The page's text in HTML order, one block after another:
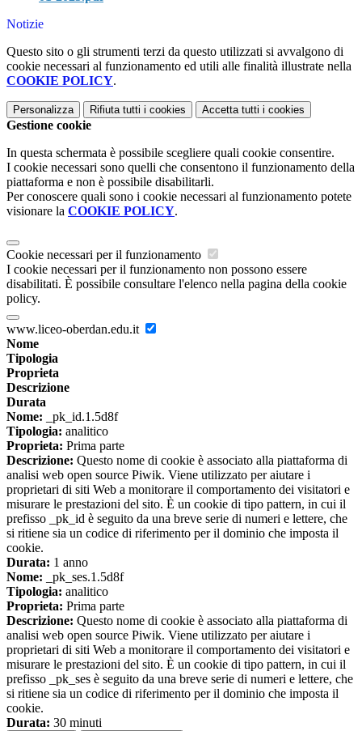
Notizie
Questo sito o gli strumenti terzi da questo utilizzati si avvalgono di
cookie necessari al funzionamento ed utili alle finalità illustrate nella
COOKIE POLICY.
Personalizza Rifiuta tutti i cookies Accetta tutti i cookies
Gestione cookie
In questa schermata è possibile scegliere quali cookie consentire.
I cookie necessari sono quelli che consentono il funzionamento della
piattaforma e non è possibile disabilitarli.
Per conoscere quali sono i cookie necessari al funzionamento potete
visionare la COOKIE POLICY.
Cookie necessari per il funzionamento
I cookie necessari per il funzionamento non possono essere
disabilitati. È possibile consultare l'elenco nella pagina della cookie
policy.
www.liceo-oberdan.edu.it
Nome
Tipologia
Proprieta
Descrizione
Durata
Nome: _pk_id.1.5d8f
Tipologia: analitico
Proprieta: Prima parte
Descrizione: Questo nome di cookie è associato alla piattaforma di
analisi web open source Piwik. Viene utilizzato per aiutare i
proprietari di siti Web a monitorare il comportamento dei visitatori e
misurare le prestazioni del sito. È un cookie di tipo pattern, in cui il
prefisso _pk_id è seguito da una breve serie di numeri e lettere, che
si ritiene sia un codice di riferimento per il dominio che imposta il
cookie.
Durata: 1 anno
Nome: _pk_ses.1.5d8f
Tipologia: analitico
Proprieta: Prima parte
Descrizione: Questo nome di cookie è associato alla piattaforma di
analisi web open source Piwik. Viene utilizzato per aiutare i
proprietari di siti Web a monitorare il comportamento dei visitatori e
misurare le prestazioni del sito. È un cookie di tipo pattern, in cui il
prefisso _pk_ses è seguito da una breve serie di numeri e lettere, che
si ritiene sia un codice di riferimento per il dominio che imposta il
cookie.
Durata: 30 minuti